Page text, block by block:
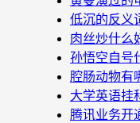
低沉的反义
肉丝炒什么
孙悟空自号
腔肠动物有
大学英语挂
腾讯业务开